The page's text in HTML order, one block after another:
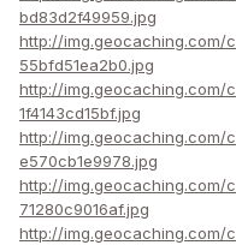
bd83d2f49959.jpg
http://img.geocaching.com/
55bfd51ea2b0.jpg
http://
1f4143cd15bf.jpg
http://
e570cb1e9978.jpg
http://
71280c9016af.jpg
http://img.geocaching.com/